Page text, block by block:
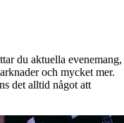
du aktuella evenemang,
och mycket mer.
det alltid något att